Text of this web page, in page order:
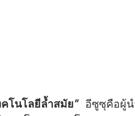
คโนโลยีล้ำสมัย”
อีซูซุคือผู้